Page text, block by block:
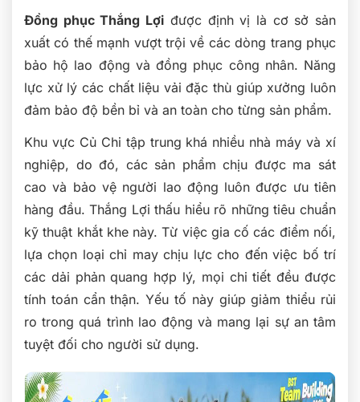
Đồng phục Thắng Lợi được định vị là cơ sở sản
xuất có thế mạnh vượt trội về các dòng trang phục
bảo hộ lao động và đồng phục công nhân. Năng
lực xử lý các chất liệu vải đặc thù giúp xưởng luôn
đảm bảo độ bền bỉ và an toàn cho từng sản phẩm.
Khu vực Củ Chi tập trung khá nhiều nhà máy và xí
nghiệp, do đó, các sản phẩm chịu được ma sát
cao và bảo vệ người lao động luôn được ưu tiên
hàng đầu. Thắng Lợi thấu hiểu rõ những tiêu chuẩn
kỹ thuật khắt khe này. Từ việc gia cố các điểm nối,
lựa chọn loại chỉ may chịu lực cho đến việc bố trí
các dải phản quang hợp lý, mọi chi tiết đều được
tính toán cẩn thận. Yếu tố này giúp giảm thiểu rủi
ro trong quá trình lao động và mang lại sự an tâm
tuyệt đối cho người sử dụng.